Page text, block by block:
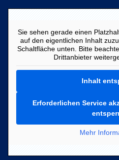
Sie sehen gerade einen
auf den eigentlichen Inhalt
Schaltfläche unten. Bitte
Drittanbieter
Inhalt
Erforderlichen Service
Mehr